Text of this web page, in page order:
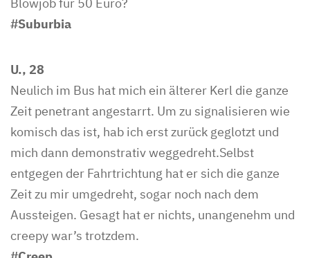
#Suburbia
U., 28
Neulich im Bus hat mich ein älterer Kerl die ganze
Zeit penetrant angestarrt. Um zu signalisieren wie
komisch das ist, hab ich erst zurück geglotzt und
mich dann demonstrativ weggedreht.Selbst
entgegen der Fahrtrichtung hat er sich die ganze
Zeit zu mir umgedreht, sogar noch nach dem
Aussteigen. Gesagt hat er nichts, unangenehm und
creepy war’s trotzdem.